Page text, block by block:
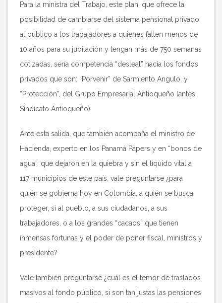
Para la ministra del Trabajo, este plan, que ofrece la
posibilidad de cambiarse del sistema pensional privado
al público a los trabajadores a quienes falten menos de
10 años para su jubilación y tengan más de 750 semanas
cotizadas, sería competencia “desleal” hacia los fondos
privados que son: “Porvenir” de Sarmiento Angulo, y
“Protección”, del Grupo Empresarial Antioqueño (antes
Sindicato Antioqueño).
Ante esta salida, que también acompaña el ministro de
Hacienda, experto en los Panamá Papers y en “bonos de
agua”, que dejaron en la quiebra y sin el líquido vital a
117 municipios de este país, vale preguntarse ¿para
quién se gobierna hoy en Colombia, a quién se busca
proteger, si al pueblo, a sus ciudadanos, a sus
trabajadores, o a los grandes “cacaos” que tienen
inmensas fortunas y el poder de poner fiscal, ministros y
presidente?
Vale también preguntarse ¿cuál es el temor de traslados
masivos al fondo público, si son tan justas las pensiones